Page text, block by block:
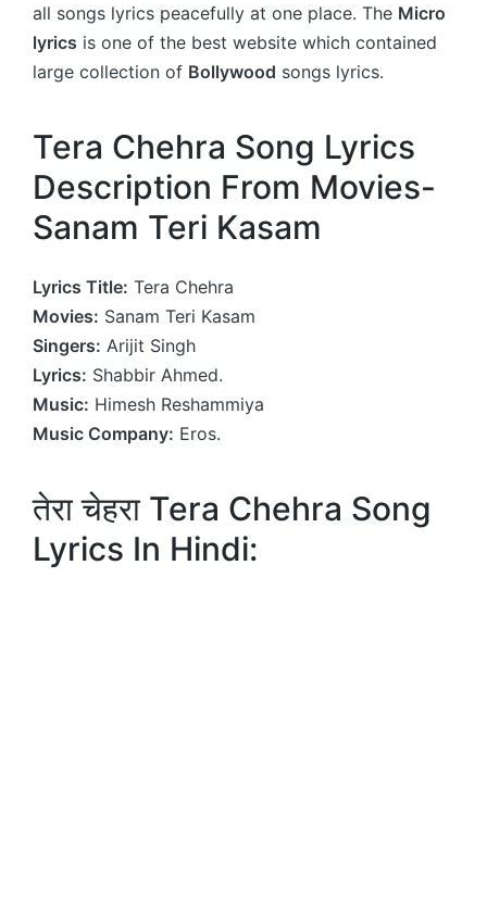
all songs lyrics peacefully at one place. The Micro
lyrics is one of the best website which contained
large collection of Bollywood songs lyrics.
Tera Chehra Song Lyrics
Description From Movies-
Sanam Teri Kasam
Lyrics Title: Tera Chehra
Movies: Sanam Teri Kasam
Singers: Arijit Singh
Lyrics: Shabbir Ahmed.
Music: Himesh Reshammiya
Music Company: Eros.
तेरा चेहरा Tera Chehra Song
Lyrics In Hindi: